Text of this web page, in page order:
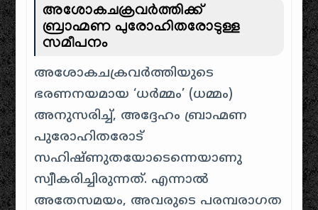
അശോകചക്രവർത്തിക്ക്
ബ്രാഹ്മണ പുരോഹിതരോടുള്ള
സമീപനം
അശോകചക്രവർത്തിയുടെ
ഭരണനയമായ ‘ധർമ്മം’ (ധമ്മം)
അനുസരിച്ച്, അദ്ദേഹം ബ്രാഹ്മണ
പുരോഹിതരോട്
സഹിഷ്ണുതയോടെന്നെയാണു
സ്വീകരിച്ചിരുന്നത്. എന്നാൽ
അതേസമയം, അവരുടെ പരമ്പരാഗത